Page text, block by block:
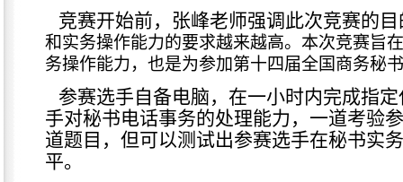
竞赛开始前，张峰老师强调此次竞赛的目
和实务操作能力的要求越来越高。本次竞赛旨
务操作能力，也是为参加第十四届全国商务秘
参赛选手自备电脑，在一小时内完成指
手对秘书电话事务的处理能力，一道考验
道题目，但可以测试出参赛选手在秘书实
平。